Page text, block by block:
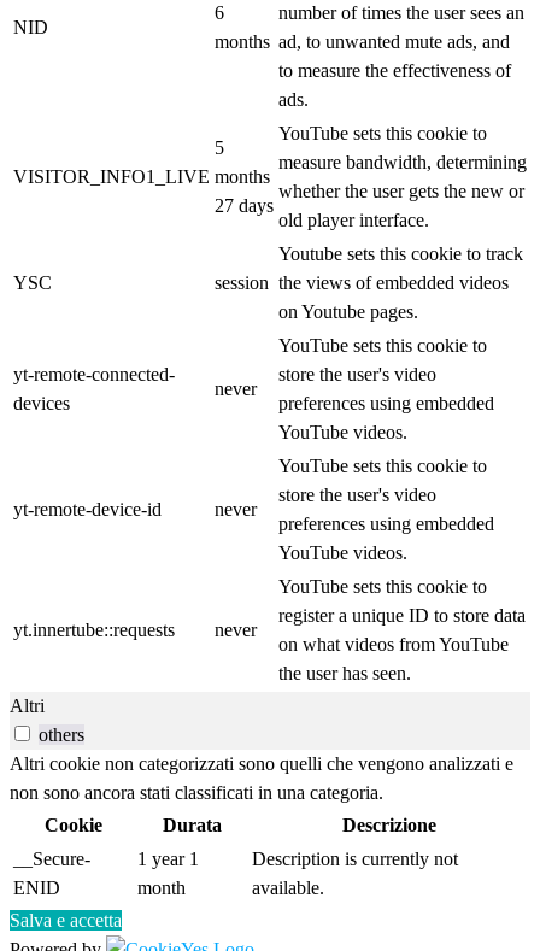
NID
6
months
number of times the user sees an
ad, to unwanted mute ads, and
to measure the effectiveness of
ads.
VISITOR_INFO1_LIVE
5
months
27 days
YouTube sets this cookie to
measure bandwidth, determining
whether the user gets the new or
old player interface.
YSC session
Youtube sets this cookie to track
the views of embedded videos
on Youtube pages.
yt-remote-connected-
devices
never
YouTube sets this cookie to
store the user's video
preferences using embedded
YouTube videos.
yt-remote-device-id never
YouTube sets this cookie to
store the user's video
preferences using embedded
YouTube videos.
yt.innertube::requests never
YouTube sets this cookie to
register a unique ID to store data
on what videos from YouTube
the user has seen.
Altri
others
Altri cookie non categorizzati sono quelli che vengono analizzati e
non sono ancora stati classificati in una categoria.
Cookie
Durata
Descrizione
__Secure-
ENID
1 year 1
month
Description is currently not
available.
Salva e accetta